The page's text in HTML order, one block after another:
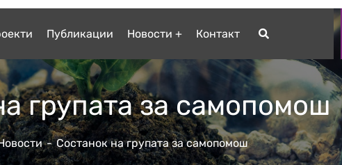
Публикации Новости Контакт
групата за самопомош
Состанок на групата за самопомош